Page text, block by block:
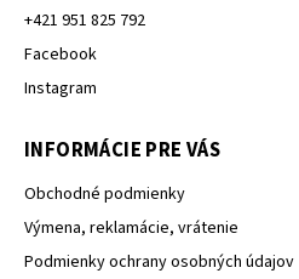
+421 951 825 792
Facebook
Instagram
INFORMÁCIE PRE VÁS
Obchodné podmienky
Výmena, reklamácie, vrátenie
Podmienky ochrany osobných údajov